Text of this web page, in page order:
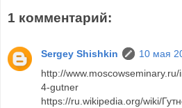
1 комментарий:
Sergey Shishkin
10 мая
http://
4-gutner
https://ru.wikipedia.org/wiki/